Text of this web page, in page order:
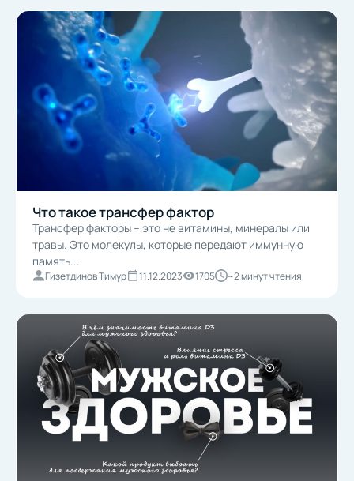
Что такое трансфер фактор
Трансфер факторы – это не витамины, минералы или
травы. Это молекулы, которые передают иммунную
память...
Гизетдинов Тимур 11.12.2023 1705 ~2 минут чтения